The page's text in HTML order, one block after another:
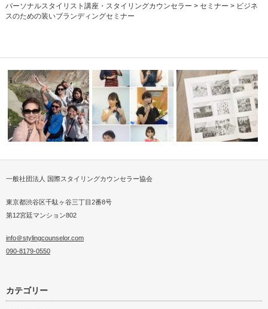
パーソナルスタイリスト講座・スタイリングカウンセラー > セミナー > ビジネ
スのための装いブランディングセミナー
ISCA勉強会最高のリトリート関西チーム…
一般社団法人 国際スタイリングカウンセラー協会
東京都渋谷区千駄ヶ谷三丁目2番8号
第12宮廷マンション802
info＠stylingcounselor.com
090-8179-0550
カテゴリー